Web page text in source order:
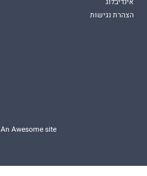
הצהרת נגישות
An Awesome site